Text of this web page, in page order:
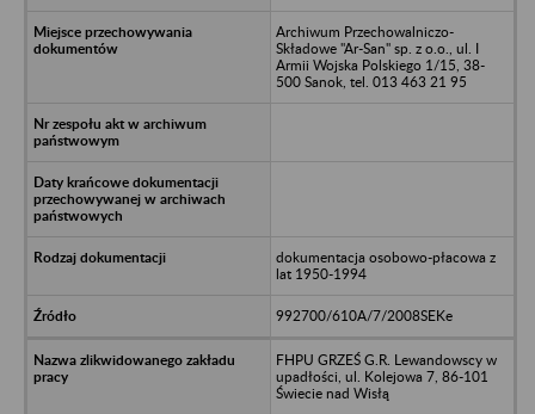
Archiwum Przechowalniczo-
Składowe "Ar-San" sp. z o.o., ul. I
Armii Wojska Polskiego 1/15, 38-
500 Sanok, tel. 013 463 21 95
dokumentacja osobowo-płacowa z
lat 1950-1994
992700/610A/7/2008SEKe
FHPU GRZEŚ G.R. Lewandowscy w
upadłości, ul. Kolejowa 7, 86-101
Świecie nad Wisłą